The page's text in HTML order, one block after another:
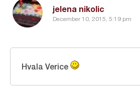
jelena nikolic
December 10, 2015, 5:19 pm
Hvala Verice